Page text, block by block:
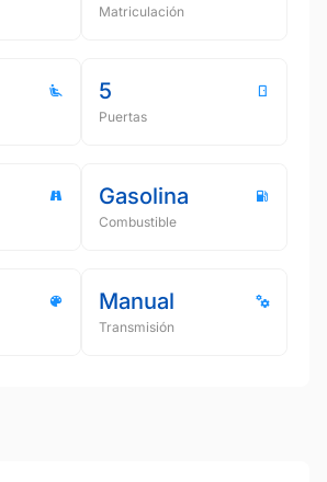
Matriculación
5
Puertas
Gasolina
Combustible
Manual
Transmisión